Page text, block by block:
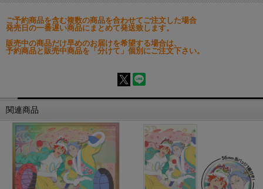
ご予約商品を含む複数の商品を合わせてご注文した場合
発売日の一番遅い商品にまとめて発送致します。
販売中の商品だけ早めのお届けを希望する場合は、
予約商品と販売中商品を「分けて」個別にご注文下さい。
関連商品